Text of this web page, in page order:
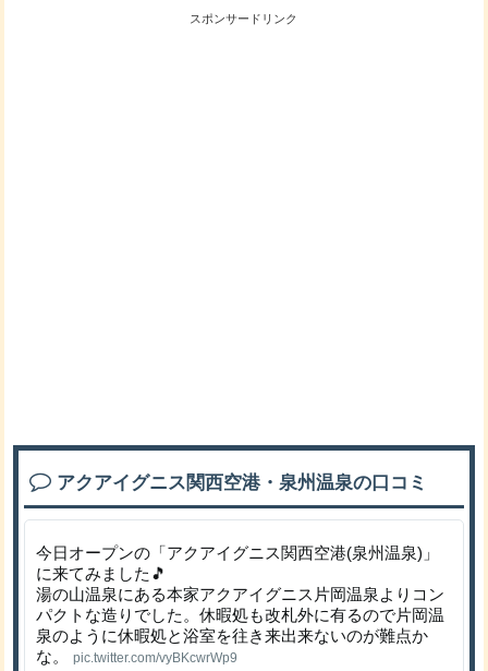
スポンサードリンク
アクアイグニス関西空港・泉州温泉の口コミ
今日オープンの「アクアイグニス関西空港(泉州温泉)」
に来てみました🎵
湯の山温泉にある本家アクアイグニス片岡温泉よりコン
パクトな造りでした。休暇処も改札外に有るので片岡温
泉のように休暇処と浴室を往き来出来ないのが難点か
な。pic.twitter.com/vyBKcwrWp9